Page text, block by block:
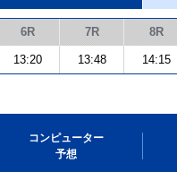
6R 7R 8R
13:20 13:48 14:15
コンピューター
予想